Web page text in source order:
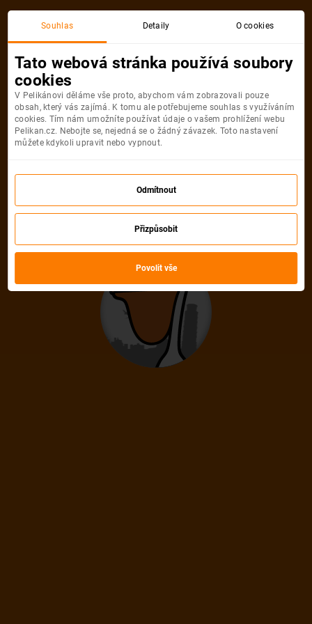
Akční letenka
Litujeme, akční letenka do města už
není dostupná
Vybrat jinou akční letenku
Souhlas Detaily O cookies
Tato webová stránka používá soubory
cookies
V Pelikánovi děláme vše proto, abychom vám zobrazovali pouze
obsah, který vás zajímá. K tomu ale potřebujeme souhlas s využíváním
cookies. Tím nám umožníte používat údaje o vašem prohlížení webu
Pelikan.cz. Nebojte se, nejedná se o žádný závazek. Toto nastavení
můžete kdykoli upravit nebo vypnout.
Odmítnout
Přizpůsobit
Povolit vše